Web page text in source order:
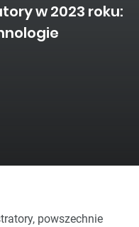
w 2023 roku:
powszechnie